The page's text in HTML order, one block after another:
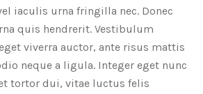
iaculis urna fringilla nec. Donec
quis hendrerit. Vestibulum
viverra auctor, ante risus mattis
neque a ligula. Integer eget nunc
tortor dui, vitae luctus felis